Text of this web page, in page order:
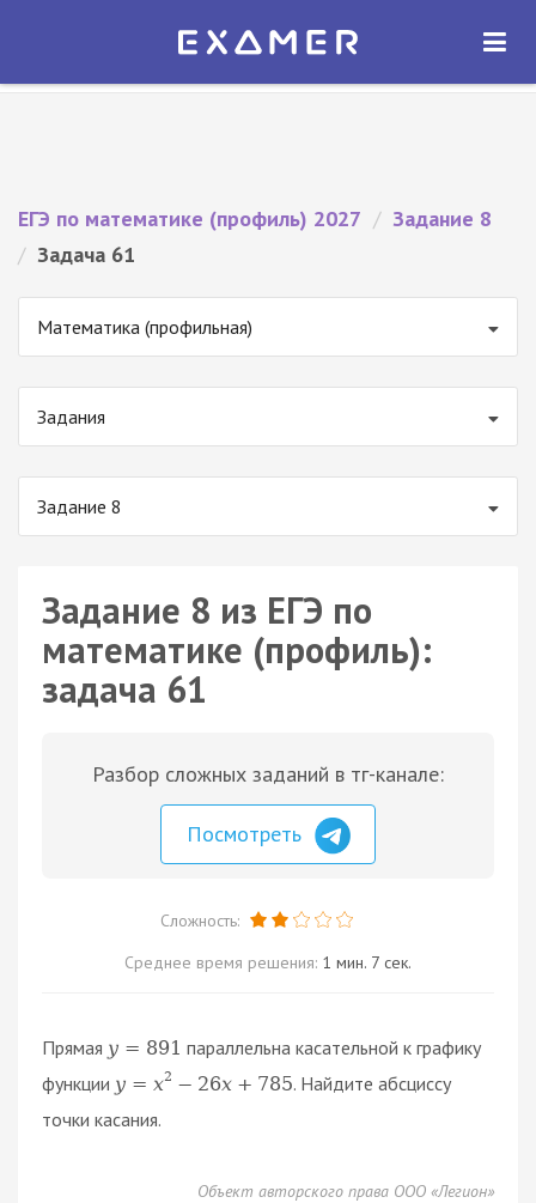
Экзамер — ЕГЭ 2027
ОТКРЫТЬ
ЕГЭ по математике (профиль) 2027 / Задание 8
/ Задача 61
Математика (профильная)
Задания
Задание 8
Задание 8 из ЕГЭ по
математике (профиль):
задача 61
Разбор сложных заданий в тг-канале:
Посмотреть
Сложность:
Среднее время решения: 1 мин. 7 сек.
Прямая y = 891 параллельна касательной к графику
функции y = x2 − 26x + 785. Найдите абсциссу
точки касания.
Объект авторского права ООО «Легион»